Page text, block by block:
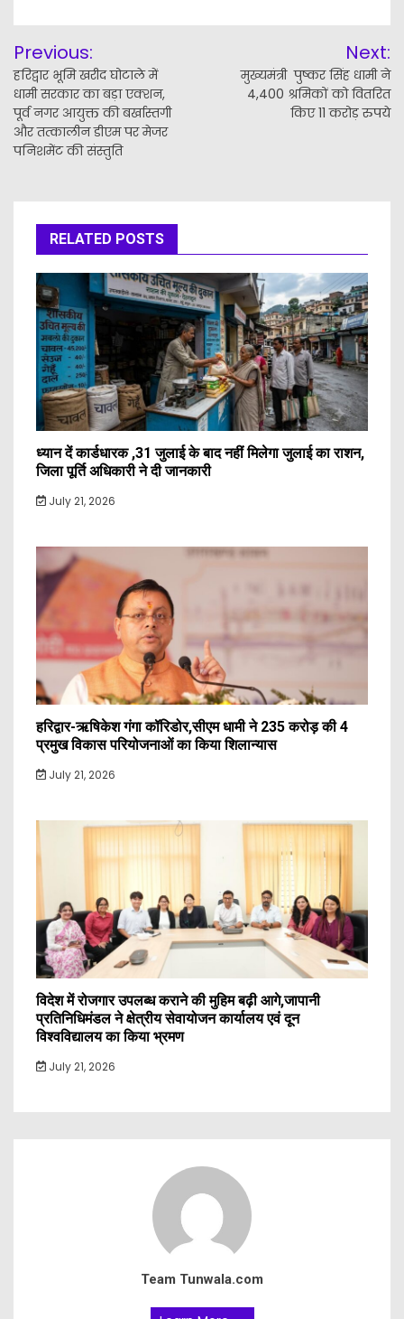
navigation
Previous:
हरिद्वार भूमि खरीद घोटाले में
धामी सरकार का बड़ा एक्शन,
पूर्व नगर आयुक्त की बर्खास्तगी
और तत्कालीन डीएम पर मेजर
पनिशमेंट की संस्तुति
Next:
मुख्यमंत्री पुष्कर सिंह धामी ने
4,400 श्रमिकों को वितरित
किए 11 करोड़ रुपये
RELATED POSTS
ध्यान दें कार्डधारक ,31 जुलाई के बाद नहीं मिलेगा जुलाई का राशन,
जिला पूर्ति अधिकारी ने दी जानकारी
July 21, 2026
हरिद्वार-ऋषिकेश गंगा कॉरिडोर,सीएम धामी ने 235 करोड़ की 4
प्रमुख विकास परियोजनाओं का किया शिलान्यास
July 21, 2026
विदेश में रोजगार उपलब्ध कराने की मुहिम बढ़ी आगे,जापानी
प्रतिनिधिमंडल ने क्षेत्रीय सेवायोजन कार्यालय एवं दून
विश्वविद्यालय का किया भ्रमण
July 21, 2026
Team Tunwala.com